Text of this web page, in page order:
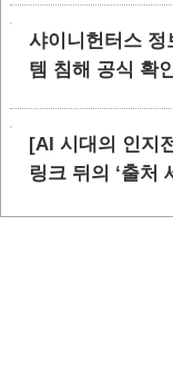
샤이니헌터스
템 침해 공식 확
[AI 시대의 인지
링크 뒤의 ‘출처